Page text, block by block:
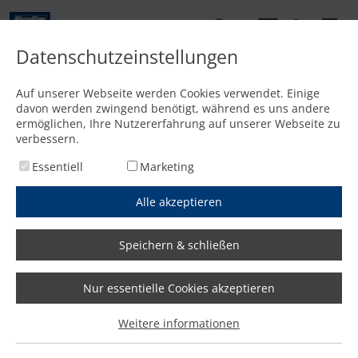
Kaeser AIRCENTER 4
Kaeser AIRCENTER 4
Kaeser AIRCENTER 4 –
Schraubenkompressor mit
Datenschutzeinstellungen
Auf unserer Webseite werden Cookies verwendet. Einige
davon werden zwingend benötigt, während es uns andere
ermöglichen, Ihre Nutzererfahrung auf unserer Webseite zu
verbessern.
Essentiell
Marketing
Alle akzeptieren
Speichern & schließen
Nur essentielle Cookies akzeptieren
Weitere informationen